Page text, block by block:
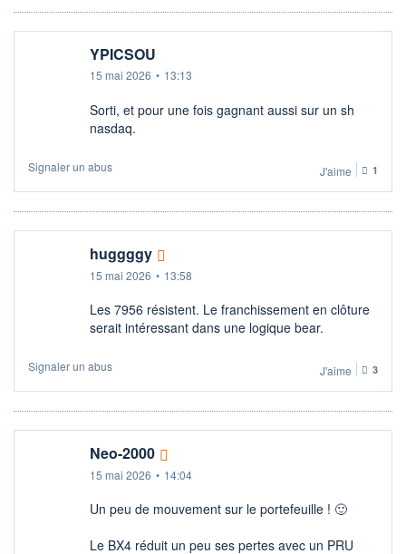
YPICSOU
15 mai 2026 • 13:13
Sorti, et pour une fois gagnant aussi sur un sh
nasdaq.
Signaler un abus J'aime 1
huggggy
15 mai 2026 • 13:58
Les 7956 résistent. Le franchissement en clôture
serait intéressant dans une logique bear.
Signaler un abus J'aime 3
Neo-2000
15 mai 2026 • 14:04
Un peu de mouvement sur le portefeuille ! 🙂​
Le BX4 réduit un peu ses pertes avec un PRU